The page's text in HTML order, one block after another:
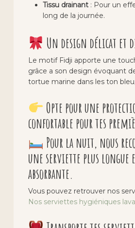
Tissu drainant : Pour un
long de la journée.
Un design délicat et
Le motif Fidji apporte une
grâce a son design évoquant
tortue marine dans les ton
Opte pour une
confortable pour tes
Pour la nuit, nous
une serviette plus longue
absorbante.
Vous pouvez retrouver nos
Nos serviettes hygiéniques